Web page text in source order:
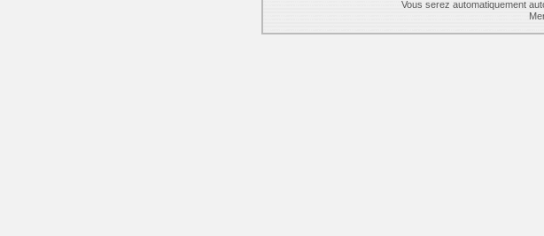
Vous serez automatiquement